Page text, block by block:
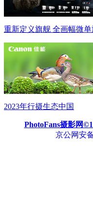
重新定义旗舰 全画幅微
2023年行摄生态中国
PhotoFans摄影网
京公网安